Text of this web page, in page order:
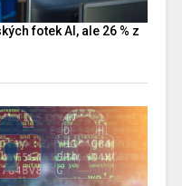
fotek AI, ale 26 % z